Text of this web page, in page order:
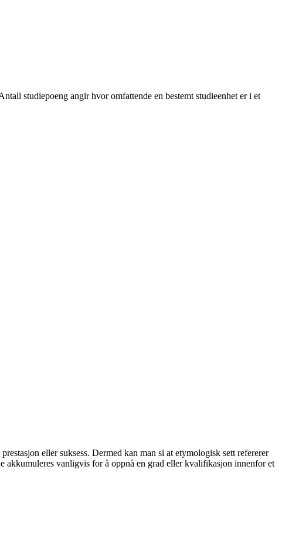
studiepoeng angir hvor omfattende en bestemt studieenhet er i et
eller suksess. Dermed kan man si at etymologisk sett refererer
akkumuleres vanligvis for å oppnå en grad eller kvalifikasjon innenfor et